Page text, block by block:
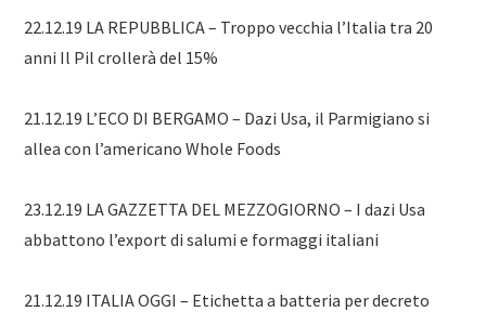
22.12.19 LA REPUBBLICA – Troppo vecchia l’Italia tra 20
anni Il Pil crollerà del 15%
21.12.19 L’ECO DI BERGAMO – Dazi Usa, il Parmigiano si
allea con l’americano Whole Foods
23.12.19 LA GAZZETTA DEL MEZZOGIORNO – I dazi Usa
abbattono l’export di salumi e formaggi italiani
21.12.19 ITALIA OGGI – Etichetta a batteria per decreto